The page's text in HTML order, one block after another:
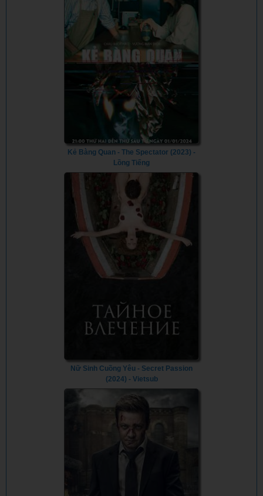
Kẻ Bàng Quan - The Spectator (2023) -
Lồng Tiếng
Nữ Sinh Cuồng Yêu - Secret Passion
(2024) - Vietsub